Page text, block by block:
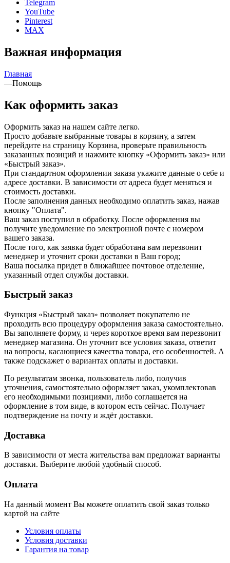
г. Железногорск, ул.Октябрьская 4
connect@24poligon.ru
Вконтакте
YouTube
MAX
—Помощь
Как оформить заказ
Оформить заказ на нашем сайте легко.
Просто добавьте выбранные товары в корзину, а затем
перейдите на страницу Корзина, проверьте правильность
заказанных позиций и нажмите кнопку «Оформить заказ» или
«Быстрый заказ».
При стандартном оформлении заказа укажите данные о себе и
адресе доставки. В зависимости от адреса будет меняться и
стоимость доставки.
После заполнения данных необходимо оплатить заказ, нажав
кнопку "Оплата".
Ваш заказ поступил в обработку. После оформления вы
получите уведомление по электронной почте с номером
вашего заказа.
После того, как заявка будет обработана вам перезвонит
менеджер и уточнит сроки доставки в Ваш город;
указанный отдел службы доставки.
Быстрый заказ
Функция «Быстрый заказ» позволяет покупателю не
проходить всю процедуру оформления заказа самостоятельно.
Вы заполняете форму, и через короткое время вам перезвонит
менеджер магазина. Он уточнит все условия заказа, ответит
на вопросы, касающиеся качества товара, его особенностей. А
также подскажет о вариантах оплаты и доставки.
По результатам звонка, пользователь либо, получив
уточнения, самостоятельно оформляет заказ, укомплектовав
его необходимыми позициями, либо соглашается на
подтверждение на почту и ждёт доставки.
Доставка
доставки. Выберите любой удобный способ.
Оплата
На данный момент Вы можете оплатить свой заказ только
картой на сайте